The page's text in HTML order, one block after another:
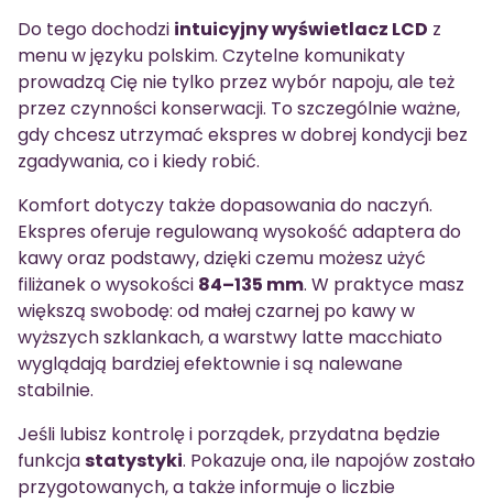
Do tego dochodzi intuicyjny wyświetlacz LCD z
menu w języku polskim. Czytelne komunikaty
prowadzą Cię nie tylko przez wybór napoju, ale też
przez czynności konserwacji. To szczególnie ważne,
gdy chcesz utrzymać ekspres w dobrej kondycji bez
zgadywania, co i kiedy robić.
Komfort dotyczy także dopasowania do naczyń.
Ekspres oferuje regulowaną wysokość adaptera do
kawy oraz podstawy, dzięki czemu możesz użyć
filiżanek o wysokości 84–135 mm. W praktyce masz
większą swobodę: od małej czarnej po kawy w
wyższych szklankach, a warstwy latte macchiato
wyglądają bardziej efektownie i są nalewane
stabilnie.
Jeśli lubisz kontrolę i porządek, przydatna będzie
funkcjastatystyki. Pokazuje ona, ile napojów zostało
przygotowanych, a także informuje o liczbie